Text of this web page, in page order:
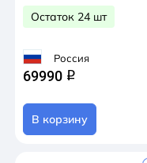
Остаток 24 шт
Россия
69990 q
В корзину